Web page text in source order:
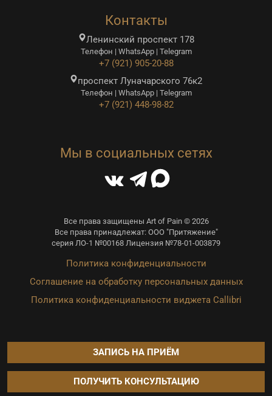
Контакты
Ленинский проспект 178
Телефон | WhatsApp | Telegram
+7 (921) 905-20-88
проспект Луначарского 76к2
Телефон | WhatsApp | Telegram
+7 (921) 448-98-82
Мы в социальных сетях
Все права защищены Art of Pain © 2026
Все права принадлежат: ООО "Притяжение"
серия ЛО-1 №00168 Лицензия №78-01-003879
Политика конфиденциальности
Соглашение на обработку персональных данных
Политика конфиденциальности виджета Callibri
ЗАПИСЬ НА ПРИЁМ
ПОЛУЧИТЬ КОНСУЛЬТАЦИЮ